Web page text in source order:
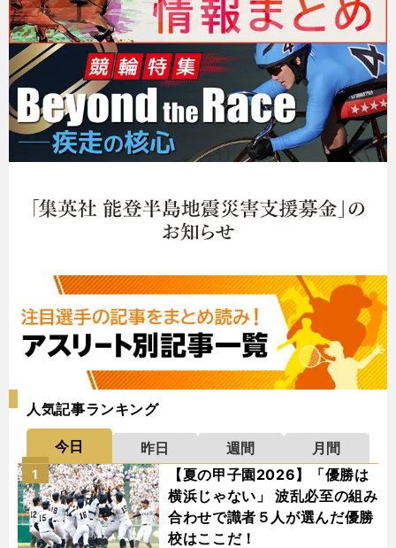
人気記事ランキング
今日 昨日 週間
月間
【夏の甲子園2026】「優勝は
横浜じゃない」 波乱必至の組み
合わせで識者５人が選んだ優勝
校はここだ！
1